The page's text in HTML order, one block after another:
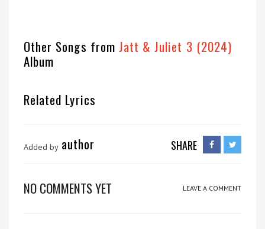
Other Songs from Jatt & Juliet 3 (2024)
Album
Related Lyrics
Added by author SHARE
NO COMMENTS YET LEAVE A COMMENT